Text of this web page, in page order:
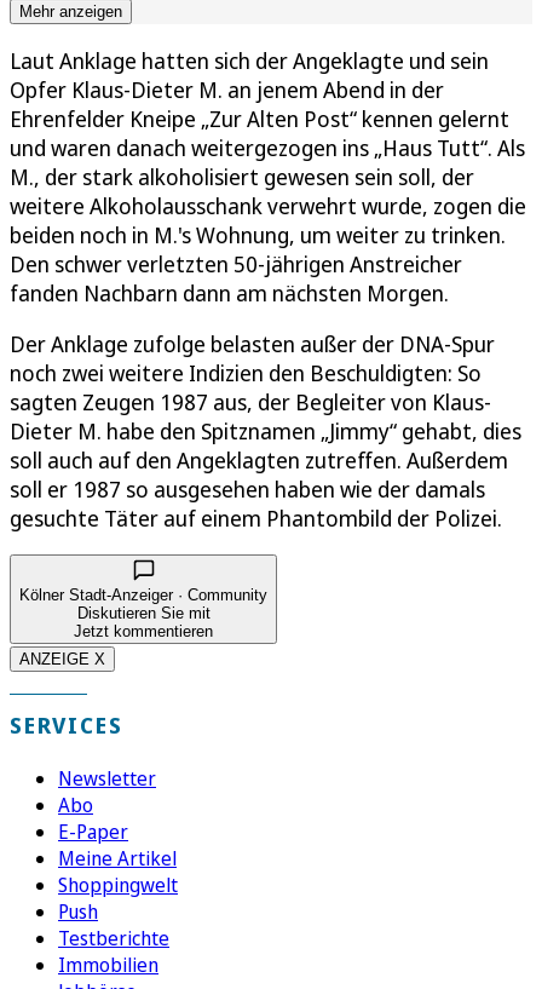
Mehr anzeigen
Laut Anklage hatten sich der Angeklagte und sein
Opfer Klaus-Dieter M. an jenem Abend in der
Ehrenfelder Kneipe „Zur Alten Post“ kennen gelernt
und waren danach weitergezogen ins „Haus Tutt“. Als
M., der stark alkoholisiert gewesen sein soll, der
weitere Alkoholausschank verwehrt wurde, zogen die
beiden noch in M.'s Wohnung, um weiter zu trinken.
Den schwer verletzten 50-jährigen Anstreicher
fanden Nachbarn dann am nächsten Morgen.
Der Anklage zufolge belasten außer der DNA-Spur
noch zwei weitere Indizien den Beschuldigten: So
sagten Zeugen 1987 aus, der Begleiter von Klaus-
Dieter M. habe den Spitznamen „Jimmy“ gehabt, dies
soll auch auf den Angeklagten zutreffen. Außerdem
soll er 1987 so ausgesehen haben wie der damals
gesuchte Täter auf einem Phantombild der Polizei.
Kölner Stadt-Anzeiger · Community
Diskutieren Sie mit
Jetzt kommentieren
ANZEIGE X
SERVICES
Newsletter
Abo
E-Paper
Meine Artikel
Shoppingwelt
Push
Testberichte
Immobilien